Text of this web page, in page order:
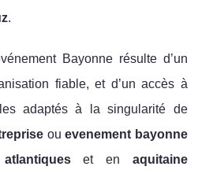
.
Bayonne résulte d’un
fiable, et d’un accès à
adaptés à la singularité de
ouevenement bayonne
et en aquitaine